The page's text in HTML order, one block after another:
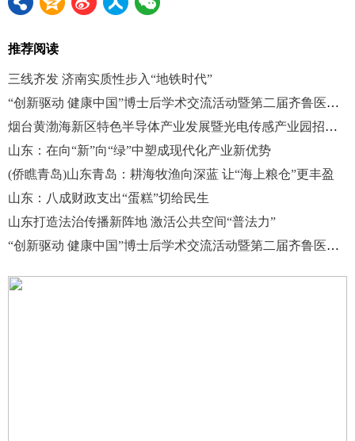
推荐阅读
三线齐发 济南实质性步入“地铁时代”
“创新驱动 健康中国”博士后学术交流活动暨第二届齐鲁医学卓越人才发展大会在济南举办
烟台黄渤海新区特色半导体产业发展暨光电传感产业园招商运营大会举行
山东：在向“新”向“绿”中塑成现代化产业新优势
(侨瞧青岛)山东青岛：耕海牧渔向深蓝 让“海上粮仓”更丰盈
山东：八成财政支出“蛋糕”切给民生
山东打造法治传播新阵地 激活公共空间“普法力”
“创新驱动 健康中国”博士后学术交流活动暨第二届齐鲁医学卓越人才发展大会在济南举办